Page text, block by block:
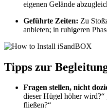
eigenen Gelände
Geführte Zeiten: Zu
anbieten; in ruhigeren
Tipps zur
Fragen stellen, nicht
dieser Hügel höher wird?“
fließen?“